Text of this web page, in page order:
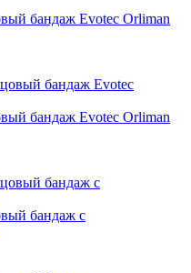
бандаж Evotec Orliman
бандаж Evotec Orliman
бандаж с